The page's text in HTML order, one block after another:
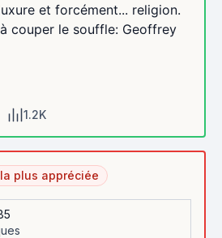
et forcément... religion.
couper le souffle: Geoffrey
1.2K
plus appréciée